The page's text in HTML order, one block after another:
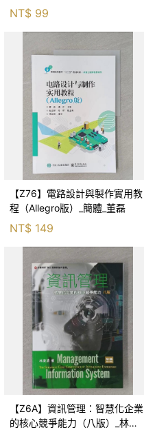
許瑞宋
NT$ 99
【Z76】電路設計與製作實用教
程（Allegro版）_簡體_董磊
NT$ 149
【Z6A】資訊管理：智慧化企業
的核心競爭能力（八版）_林東